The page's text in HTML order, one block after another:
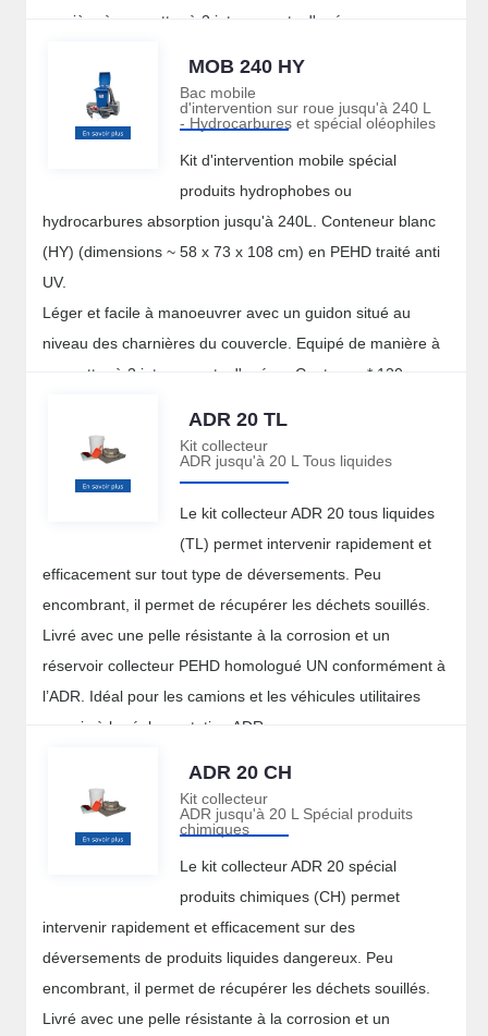
manière à permettre à 2 intervenants d'opérer.
MOB 240 HY
Bac mobile
d'intervention sur roue jusqu'à 240 L
- Hydrocarbures et spécial oléophiles
Kit d'intervention mobile spécial
produits hydrophobes ou
hydrocarbures absorption jusqu'à 240L. Conteneur blanc
(HY) (dimensions ~ 58 x 73 x 108 cm) en PEHD traité anti
UV.
Léger et facile à manoeuvrer avec un guidon situé au
niveau des charnières du couvercle. Equipé de manière à
permettre à 2 intervenants d'opérer. Contenu : * 120
cm) – * 8 boudins absorbants blancs hydrophobes,
enveloppe en polyester et intérieur en PP (120 x 8 cm de
diamètre) – * 8 coussins absorbants blancs hydrophobes,
essuyeurs - 1 paire de gants - 1 paire de lunettes – * 4
sacs à déchets – Capacité d'absorption : 248 L max Poids :
37 kg environ
ADR 20 TL
Kit collecteur
ADR jusqu'à 20 L Tous liquides
Le kit collecteur ADR 20 tous liquides
(TL) permet intervenir rapidement et
efficacement sur tout type de déversements. Peu
encombrant, il permet de récupérer les déchets souillés.
Livré avec une pelle résistante à la corrosion et un
réservoir collecteur PEHD homologué UN conformément à
l’ADR. Idéal pour les camions et les véhicules utilitaires
soumis à la réglementation ADR.
ADR 20 CH
Kit collecteur
ADR jusqu'à 20 L Spécial produits
chimiques
Le kit collecteur ADR 20 spécial
produits chimiques (CH) permet
intervenir rapidement et efficacement sur des
déversements de produits liquides dangereux. Peu
encombrant, il permet de récupérer les déchets souillés.
Livré avec une pelle résistante à la corrosion et un